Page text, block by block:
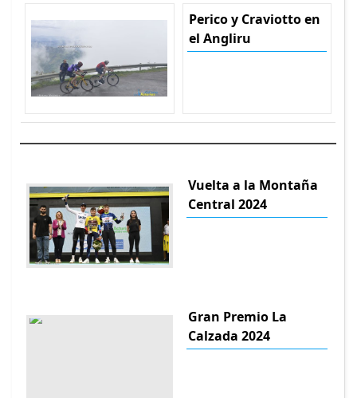
Perico y Craviotto en
el Angliru
Vuelta a la Montaña
Central 2024
Gran Premio La
Calzada 2024